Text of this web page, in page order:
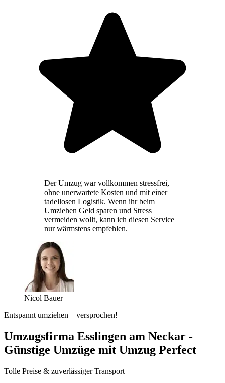
Der Umzug war vollkommen stressfrei,
ohne unerwartete Kosten und mit einer
tadellosen Logistik. Wenn ihr beim
Umziehen Geld sparen und Stress
vermeiden wollt, kann ich diesen Service
nur wärmstens empfehlen.
Nicol Bauer
Entspannt umziehen – versprochen!
Umzugsfirma Esslingen am Neckar -
Günstige Umzüge mit Umzug Perfect
Tolle Preise & zuverlässiger Transport